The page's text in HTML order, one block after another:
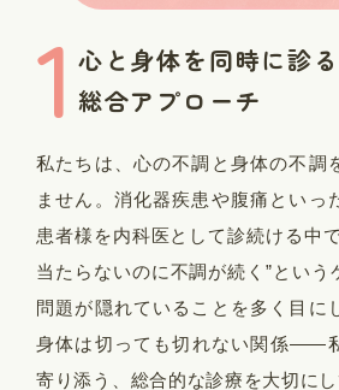
1 心と身体を同時に診る
総合アプローチ
私たちは、心の不調と身体の不調
ません。消化器疾患や腹痛といっ
患者様を内科医として診続ける中
当たらないのに不調が続く”という
問題が隠れていることを多く目に
身体は切っても切れない関係——
寄り添う、総合的な診療を大切にし